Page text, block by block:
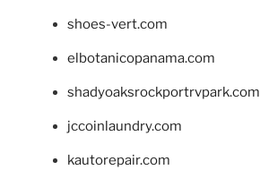
shoes-vert.com
elbotanicopanama.com
shadyoaksrockportrvpark.com
jccoinlaundry.com
kautorepair.com